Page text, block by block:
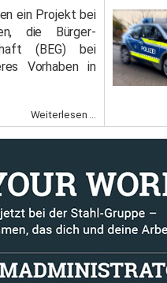
ein Projekt bei
die Bürger-
(BEG) bei
Vorhaben in
Weiterlesen ...